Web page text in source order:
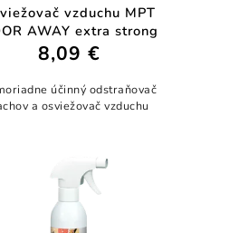
vzduchu MPT
AWAY extra strong
8,09 €
účinný odstraňovač
a osviežovač vzduchu